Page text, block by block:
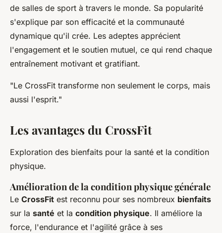
de salles de sport à travers le monde. Sa popularité
s'explique par son efficacité et la communauté
dynamique qu'il crée. Les adeptes apprécient
l'engagement et le soutien mutuel, ce qui rend chaque
entraînement motivant et gratifiant.
"Le CrossFit transforme non seulement le corps, mais
aussi l'esprit."
Les avantages du CrossFit
Exploration des bienfaits pour la santé et la condition
physique.
Amélioration de la condition physique générale
Le CrossFit est reconnu pour ses nombreux bienfaits
sur la santé et la condition physique. Il améliore la
force, l'endurance et l'agilité grâce à ses